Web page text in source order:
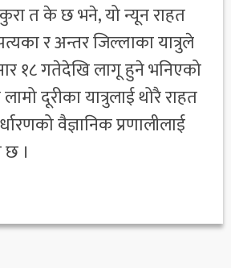
त के छ भने, यो न्यून राहत
र अन्तर जिल्लाका यात्रुले
१८ गतेदेखि लागू हुने भनिएको
दूरीका यात्रुलाई थोरै राहत
वैज्ञानिक प्रणालीलाई
।